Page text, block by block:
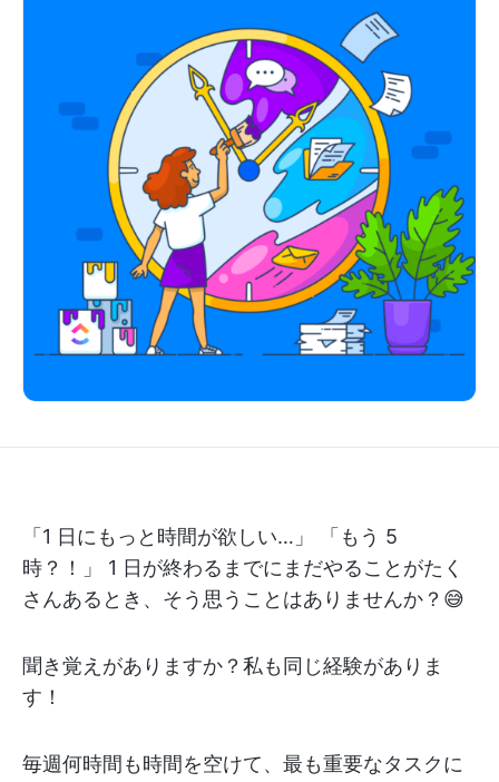
「1 日にもっと時間が欲しい…」 「もう 5
時？！」 1 日が終わるまでにまだやることがたく
さんあるとき、そう思うことはありませんか？😅
聞き覚えがありますか？私も同じ経験がありま
す！
毎週何時間も時間を空けて、最も重要なタスクに